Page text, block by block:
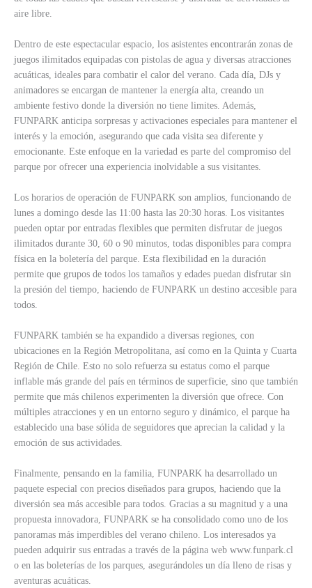
aire libre.
Dentro de este espectacular espacio, los asistentes encontrarán zonas de
juegos ilimitados equipadas con pistolas de agua y diversas atracciones
acuáticas, ideales para combatir el calor del verano. Cada día, DJs y
animadores se encargan de mantener la energía alta, creando un
ambiente festivo donde la diversión no tiene limites. Además,
FUNPARK anticipa sorpresas y activaciones especiales para mantener el
interés y la emoción, asegurando que cada visita sea diferente y
emocionante. Este enfoque en la variedad es parte del compromiso del
parque por ofrecer una experiencia inolvidable a sus visitantes.
Los horarios de operación de FUNPARK son amplios, funcionando de
lunes a domingo desde las 11:00 hasta las 20:30 horas. Los visitantes
pueden optar por entradas flexibles que permiten disfrutar de juegos
ilimitados durante 30, 60 o 90 minutos, todas disponibles para compra
física en la boletería del parque. Esta flexibilidad en la duración
permite que grupos de todos los tamaños y edades puedan disfrutar sin
la presión del tiempo, haciendo de FUNPARK un destino accesible para
todos.
FUNPARK también se ha expandido a diversas regiones, con
ubicaciones en la Región Metropolitana, así como en la Quinta y Cuarta
Región de Chile. Esto no solo refuerza su estatus como el parque
inflable más grande del país en términos de superficie, sino que también
permite que más chilenos experimenten la diversión que ofrece. Con
múltiples atracciones y en un entorno seguro y dinámico, el parque ha
establecido una base sólida de seguidores que aprecian la calidad y la
emoción de sus actividades.
Finalmente, pensando en la familia, FUNPARK ha desarrollado un
paquete especial con precios diseñados para grupos, haciendo que la
diversión sea más accesible para todos. Gracias a su magnitud y a una
propuesta innovadora, FUNPARK se ha consolidado como uno de los
panoramas más imperdibles del verano chileno. Los interesados ya
pueden adquirir sus entradas a través de la página web www.funpark.cl
o en las boleterías de los parques, asegurándoles un día lleno de risas y
aventuras acuáticas.